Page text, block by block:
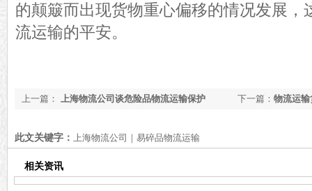
的颠簸而出现货物重心偏移的情况发展，
流运输的平安。
下一篇： 物流运
上一篇： 上海物流公司谈危险品物流运输保护
此文关键字： 上海物流公司｜易碎品物流运输
相关资讯